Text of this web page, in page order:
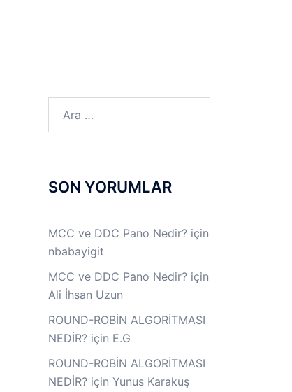
SON YORUMLAR
MCC ve DDC Pano Nedir?için
nbabayigit
MCC ve DDC Pano Nedir?için
Ali İhsan Uzun
ROUND-ROBİN ALGORİTMASI
NEDİR?için E.G
ROUND-ROBİN ALGORİTMASI
NEDİR?için Yunus Karakuş